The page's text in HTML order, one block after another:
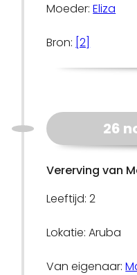
Moeder:Eliza
Bron: [2]
26
Vererving van
Leeftijd: 2
Lokatie: Aruba
Van eigenaar: